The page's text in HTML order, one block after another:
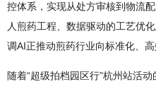
控体系，实现从处方审核到物流
人煎药工程、数据驱动的工艺优
调AI正推动煎药行业向标准化、高
随着“超级拍档园区行”杭州站活